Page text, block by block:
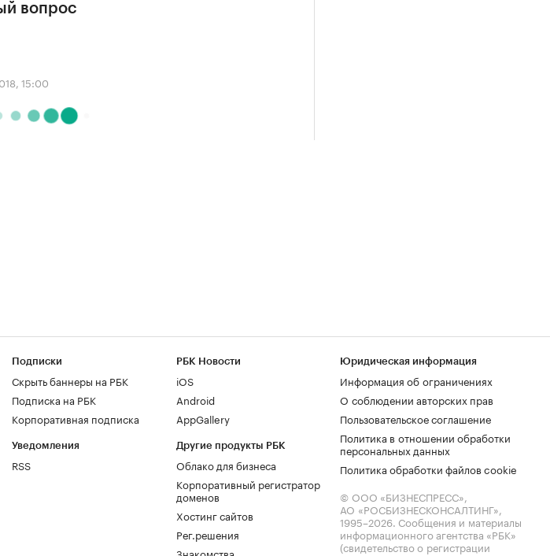
вопрос
15:00
Подписки
Скрыть баннеры на РБК
Подписка на РБК
Корпоративная подписка
Уведомления
RSS
РБК Новости
iOS
Android
AppGallery
Другие продукты РБК
Облако для бизнеса
Корпоративный регистратор
доменов
Хостинг сайтов
Рег.решения
Знакомства
Юридическая информация
Информация об ограничениях
О соблюдении авторских прав
Пользовательское соглашение
Политика в отношении обработки
персональных данных
Политика обработки файлов cookie
© ООО «БИЗНЕСПРЕСС»,
АО «РОСБИЗНЕСКОНСАЛТИНГ»,
1995–2026. Сообщения и материалы
информационного агентства «РБК»
(свидетельство о регистрации